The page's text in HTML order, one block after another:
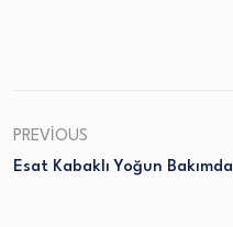
PREVIOUS
Esat Kabaklı Yoğun Bakımda